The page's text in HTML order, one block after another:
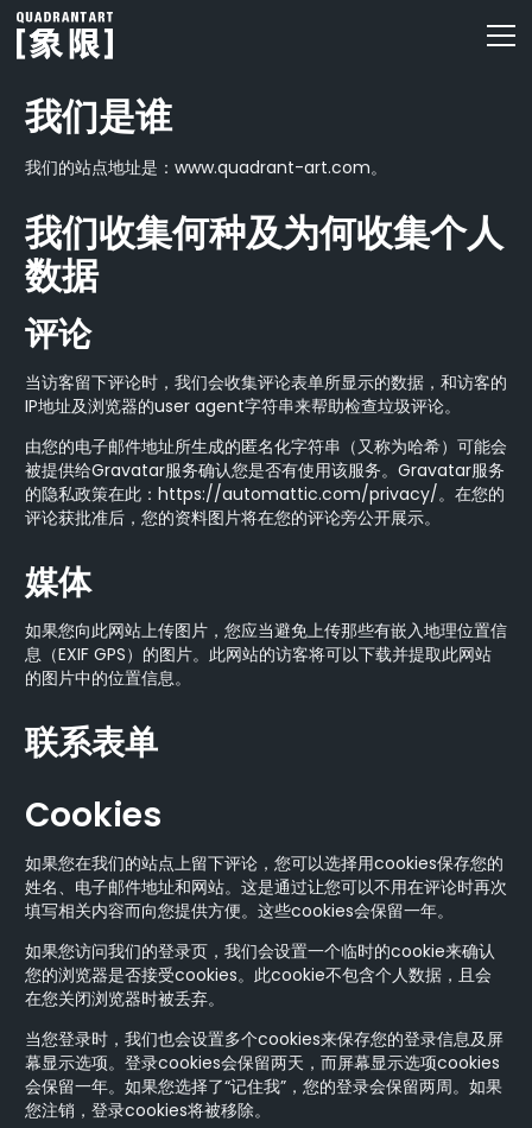
我们是谁
我们的站点地址是：www.quadrant-art.com。
我们收集何种及为何收集个人
数据
评论
当访客留下评论时，我们会收集评论表单所显示的数据，和访客的
IP地址及浏览器的user agent字符串来帮助检查垃圾评论。
由您的电子邮件地址所生成的匿名化字符串（又称为哈希）可能会
被提供给Gravatar服务确认您是否有使用该服务。Gravatar服务
的隐私政策在此：https://automattic.com/privacy/。在您的
评论获批准后，您的资料图片将在您的评论旁公开展示。
媒体
如果您向此网站上传图片，您应当避免上传那些有嵌入地理位置信
息（EXIF GPS）的图片。此网站的访客将可以下载并提取此网站
的图片中的位置信息。
联系表单
Cookies
如果您在我们的站点上留下评论，您可以选择用cookies保存您的
姓名、电子邮件地址和网站。这是通过让您可以不用在评论时再次
填写相关内容而向您提供方便。这些cookies会保留一年。
如果您访问我们的登录页，我们会设置一个临时的cookie来确认
您的浏览器是否接受cookies。此cookie不包含个人数据，且会
在您关闭浏览器时被丢弃。
当您登录时，我们也会设置多个cookies来保存您的登录信息及屏
幕显示选项。登录cookies会保留两天，而屏幕显示选项cookies
会保留一年。如果您选择了“记住我”，您的登录会保留两周。如果
您注销，登录cookies将被移除。